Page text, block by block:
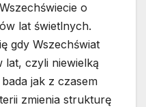
o
lat świetlnych.
gdy Wszechświat
lat, czyli niewielką
jak z czasem
zmienia strukturę